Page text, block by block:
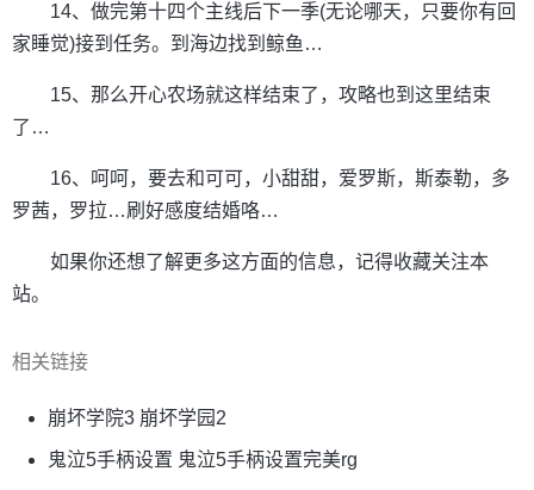
14、做完第十四个主线后下一季(无论哪天，只要你有回
家睡觉)接到任务。到海边找到鲸鱼…
15、那么开心农场就这样结束了，攻略也到这里结束
了…
16、呵呵，要去和可可，小甜甜，爱罗斯，斯泰勒，多
罗茜，罗拉…刷好感度结婚咯…
如果你还想了解更多这方面的信息，记得收藏关注本
站。
相关链接
崩坏学院3 崩坏学园2
鬼泣5手柄设置 鬼泣5手柄设置完美rg